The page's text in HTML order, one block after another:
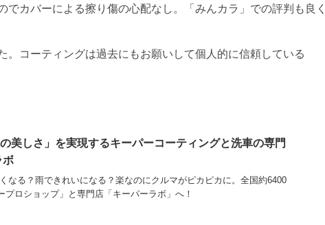
カバーによる擦り傷の心配なし。「みんカラ」での評判も良く
。コーティングは過去にもお願いして個人的に信頼している
美しさ」を実現するキーパーコーティングと洗車の専門
ボ
なる？雨できれいになる？楽なのにクルマがピカピカに。全国約6400
プロショップ」と専門店「キーパーラボ」へ！